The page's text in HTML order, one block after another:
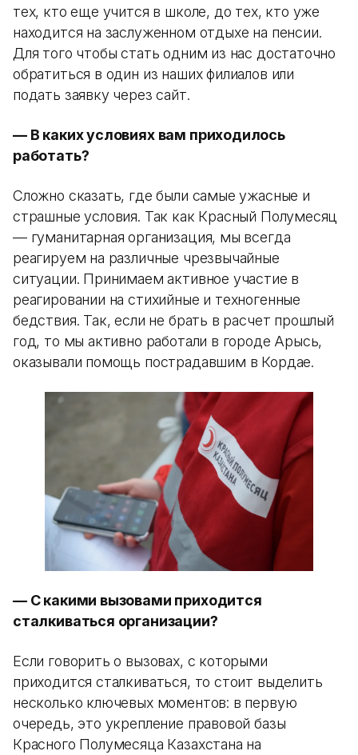
тех, кто еще учится в школе, до тех, кто уже
находится на заслуженном отдыхе на пенсии.
Для того чтобы стать одним из нас достаточно
обратиться в один из наших филиалов или
подать заявку через сайт.
— В каких условиях вам приходилось
работать?
Сложно сказать, где были самые ужасные и
страшные условия. Так как Красный Полумесяц
— гуманитарная организация, мы всегда
реагируем на различные чрезвычайные
ситуации. Принимаем активное участие в
реагировании на стихийные и техногенные
бедствия. Так, если не брать в расчет прошлый
год, то мы активно работали в городе Арысь,
оказывали помощь пострадавшим в Кордае.
— С какими вызовами приходится
сталкиваться организации?
Если говорить о вызовах, с которыми
приходится сталкиваться, то стоит выделить
несколько ключевых моментов: в первую
очередь, это укрепление правовой базы
Красного Полумесяца Казахстана на